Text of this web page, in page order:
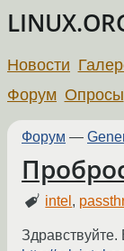
Новости
Форум Опросы
Форум —
intel ,
Здравствуйте.